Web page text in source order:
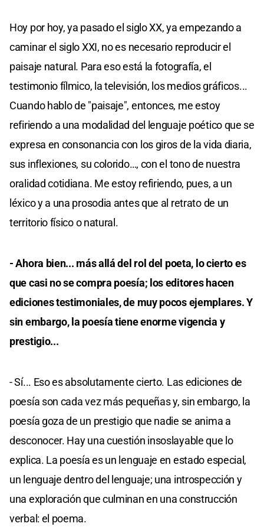
Hoy por hoy, ya pasado el siglo XX, ya empezando a
caminar el siglo XXI, no es necesario reproducir el
paisaje natural. Para eso está la fotografía, el
testimonio fílmico, la televisión, los medios gráficos...
Cuando hablo de "paisaje", entonces, me estoy
refiriendo a una modalidad del lenguaje poético que se
expresa en consonancia con los giros de la vida diaria,
sus inflexiones, su colorido…, con el tono de nuestra
oralidad cotidiana. Me estoy refiriendo, pues, a un
léxico y a una prosodia antes que al retrato de un
territorio físico o natural.
- Ahora bien... más allá del rol del poeta, lo cierto es
que casi no se compra poesía; los editores hacen
ediciones testimoniales, de muy pocos ejemplares. Y
sin embargo, la poesía tiene enorme vigencia y
prestigio...
- Sí... Eso es absolutamente cierto. Las ediciones de
poesía son cada vez más pequeñas y, sin embargo, la
poesía goza de un prestigio que nadie se anima a
desconocer. Hay una cuestión insoslayable que lo
explica. La poesía es un lenguaje en estado especial,
un lenguaje dentro del lenguaje; una introspección y
una exploración que culminan en una construcción
verbal: el poema.